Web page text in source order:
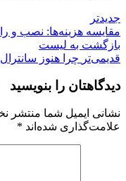
جدیدتر
مقایسه هزینه‌ها: نصب و
بازگشت بە لیست
قدیمی‌تر چرا هنوز
دیدگاهتان را بنویسید
نشانی ایمیل شما منتشر
علامت‌گذاری شده‌اند *